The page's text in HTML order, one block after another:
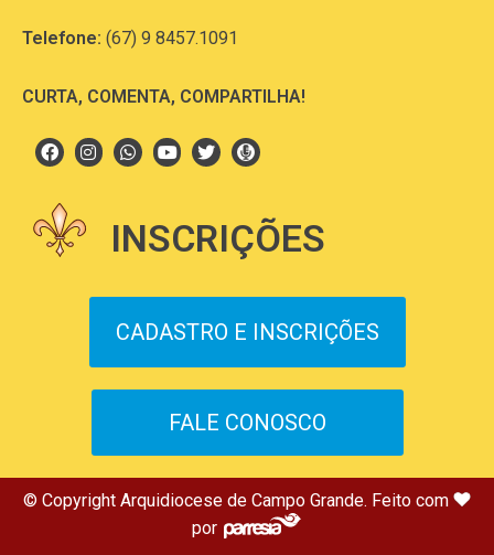
Telefone: (67) 9 8457.1091
CURTA, COMENTA, COMPARTILHA!
INSCRIÇÕES
CADASTRO E INSCRIÇÕES
FALE CONOSCO
© Copyright Arquidiocese de Campo Grande. Feito com
por